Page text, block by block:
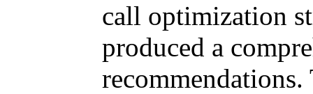
call optimization
produced a
recommendations.